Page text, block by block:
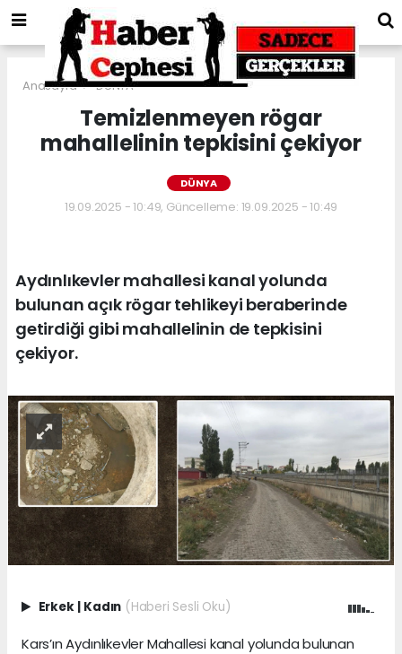
Anasayfa DÜNYA
Temizlenmeyen rögar
mahallelinin tepkisini çekiyor
DÜNYA
19.09.2025 - 10:49, Güncelleme: 19.09.2025 - 10:49
Aydınlıkevler mahallesi kanal yolunda
bulunan açık rögar tehlikeyi beraberinde
getirdiği gibi mahallelinin de tepkisini
çekiyor.
Erkek | Kadın (Haberi Sesli Oku)
Kars’ın Aydınlıkevler Mahallesi kanal yolunda bulunan